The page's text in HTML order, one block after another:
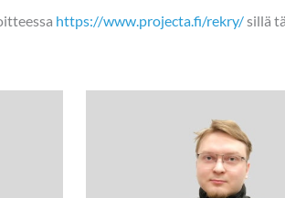
https://www.projecta.fi/rekry/sillä